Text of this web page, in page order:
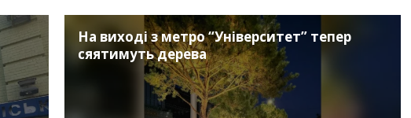
На виході з метро “Університет” тепер
сяятимуть дерева